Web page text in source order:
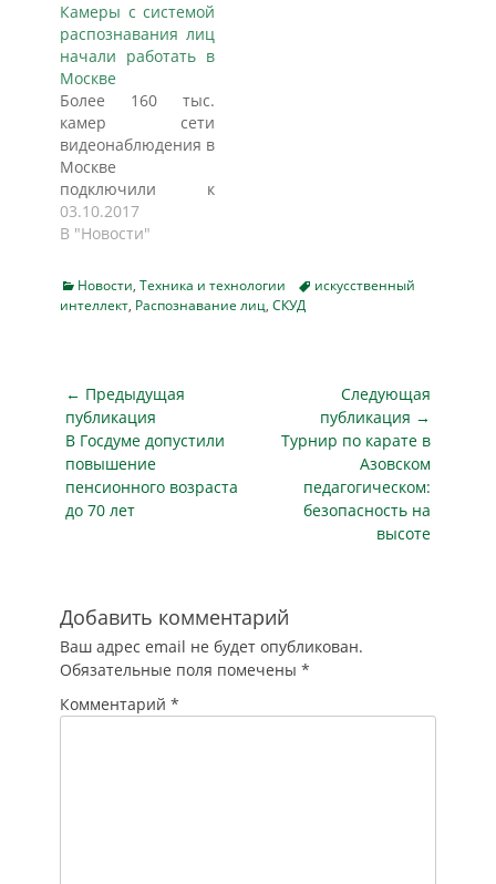
планируется
подключить к
системе контроля
управления
доступом (СКУД) до
конца 2021 года. Об
этом NewsNN
рассказали в пресс-
службе городской
администрации. В
мэрии уточнили,
подразумевает
установку
системы
управления
Камеры с системой
распознавания лиц
начали работать в
Москве
Более 160 тыс.
камер сети
видеонаблюдения в
Москве
подключили к
системе
распознавания лиц,
устанавливает
личность человека,
сообщении,
опубликованном в
четверг на портале
мэра и
правительства
Москвы. "У жителей
города появился
главу департамента
информационных…
03.10.2017
В "Новости"
Categories
Новости, Техника и технологии Tagsискусственный
интеллект, Распознавание лиц, СКУД
Навигация
по
записям
← Предыдущая
публикация
Предыдущая
публикация
В Госдуме допустили
повышение
пенсионного возраста
до 70 лет
Следующая
публикация →
Следующая
Турнир по карате в
Азовском
педагогическом:
безопасность на
высоте
Добавить комментарий
Ваш адрес email не будет опубликован.
Обязательные поля помечены *
Комментарий *